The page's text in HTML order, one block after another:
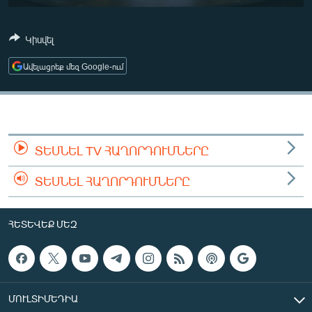
ՄՇԱԿՈՒՅԹ
ՍՊՈՐՏ
ԿՈՐՈՆԱՎԻՐՈՒՍ
ՏԵՍԱՆՅՈՒԹԵՐ
ԲԱՆԱՎԵՃ
ՓՈԴՔԱՍԹ
Հայերեն
Կիսվել
Ավելացրեք մեզ Google-ում
ՏԵՍՆԵԼ TV ՀԱՂՈՐԴՈՒՄՆԵՐԸ
ՏԵՍՆԵԼ ՀԱՂՈՐԴՈՒՄՆԵՐԸ
ՀԵՏԵՎԵՔ ՄԵԶ
ՄՈՒԼՏԻՄԵԴԻԱ